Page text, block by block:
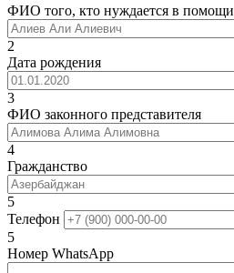
ФИО того, кто нуждается в помощи
2
Дата рождения
3
ФИО законного представителя
4
Гражданство
5
Телефон
5
Номер WhatsApp